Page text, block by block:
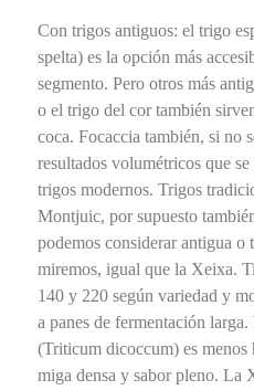
Con trigos antiguos: el trigo
spelta) es la opción más
segmento. Pero otros más
o el trigo del cor también
coca. Focaccia también, si no
resultados volumétricos que
trigos modernos. Trigos
Montjuic, por supuesto
podemos considerar antigua
miremos, igual que la Xeixa.
140 y 220 según variedad y
a panes de fermentación
(Triticum dicoccum) es menos
miga densa y sabor pleno. La